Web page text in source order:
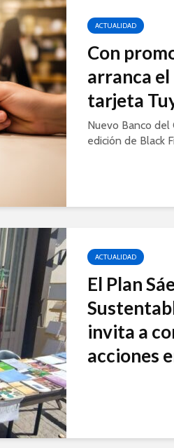
ACTUALIDAD
Con
arranca
tarjeta
Nuevo Banco del
edición de Black
ACTUALIDAD
El Plan
invita a
acciones